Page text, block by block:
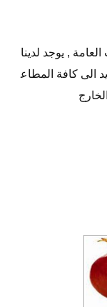
, يوجد لدينا
الى كافة المطاع